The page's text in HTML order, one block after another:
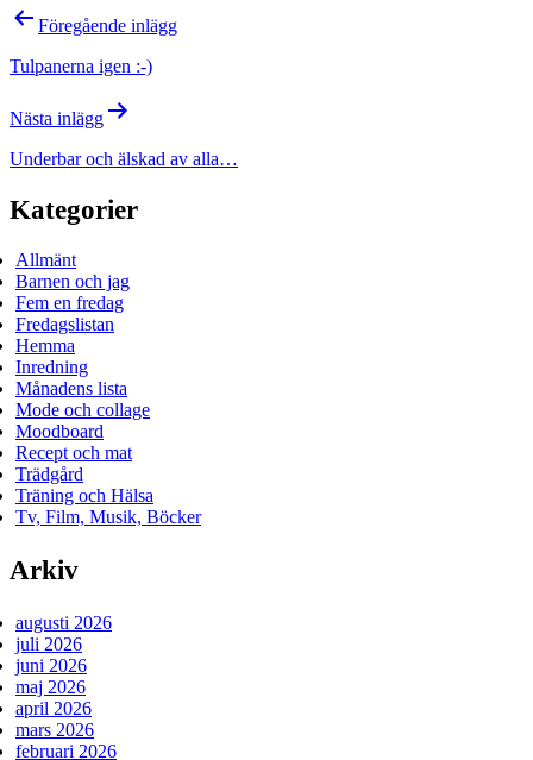
Inläggsnavigering
Föregående inlägg
Tulpanerna igen :-)
Nästa inlägg
Underbar och älskad av alla…
Kategorier
Allmänt
Barnen och jag
Fem en fredag
Fredagslistan
Hemma
Inredning
Månadens lista
Mode och collage
Moodboard
Recept och mat
Trädgård
Träning och Hälsa
Tv, Film, Musik, Böcker
Arkiv
augusti 2026
juli 2026
juni 2026
maj 2026
april 2026
mars 2026
februari 2026